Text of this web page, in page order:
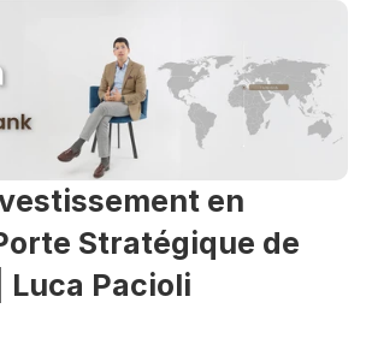
en
Stratégique de
Luca Pacioli